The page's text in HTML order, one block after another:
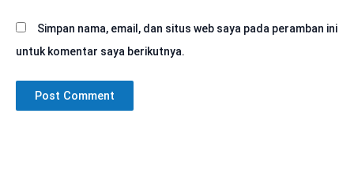
Simpan nama, email, dan situs web saya pada peramban ini
untuk komentar saya berikutnya.